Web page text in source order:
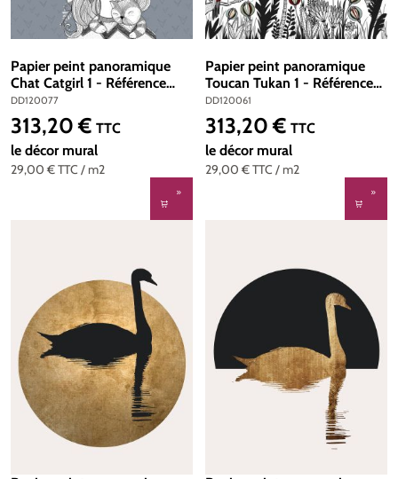
Papier peint panoramique
Chat Catgirl 1 - Référence
DD120077 - Intissé
200g/m2 - Standard 400 x
270
DD120077
29,00 €TTC / m2
Prix régulier :
313,20 € TTC
le décor mural
Papier peint panoramique
Toucan Tukan 1 - Référence
DD120061 - Intissé
200g/m2 - Standard 400 x
270
DD120061
29,00 €TTC / m2
Prix régulier :
313,20 € TTC
le décor mural